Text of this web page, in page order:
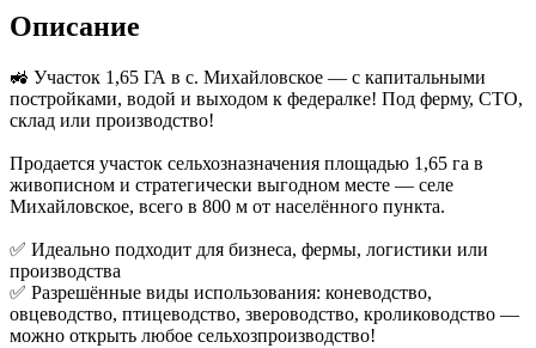
Описание
🚜 Участок 1,65 ГА в с. Михайловское — с капитальными
постройками, водой и выходом к федералке! Под ферму, СТО,
склад или производство!
Продается участок сельхозназначения площадью 1,65 га в
живописном и стратегически выгодном месте — селе
Михайловское, всего в 800 м от населённого пункта.
✅ Идеально подходит для бизнеса, фермы, логистики или
производства
✅ Разрешённые виды использования: коневодство,
овцеводство, птицеводство, звероводство, кролиководство —
можно открыть любое сельхозпроизводство!